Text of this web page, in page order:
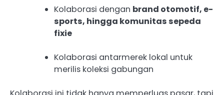
Kolaborasi dengan brand otomotif, e-
sports, hingga komunitas sepeda
fixie
Kolaborasi antarmerek lokal untuk
merilis koleksi gabungan